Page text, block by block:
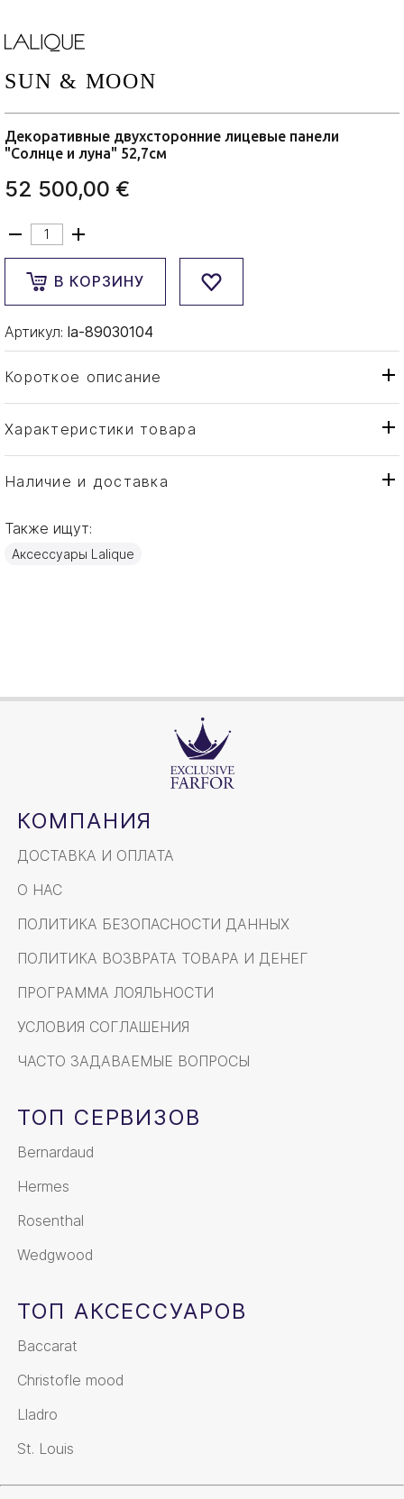
SUN & MOON
Декоративные двухсторонние лицевые панели
"Солнце и луна" 52,7см
52 500,00 €
В КОРЗИНУ
Артикул: la-89030104
Короткое описание
Характеристики товара
Тип товара
Декоративная панель
Бренд
Страна производителя
Материал
Наличие и доставка
Также ищут:
Аксессуары Lalique
КОМПАНИЯ
ДОСТАВКА И ОПЛАТА
О НАС
ПОЛИТИКА БЕЗОПАСНОСТИ ДАННЫХ
ПОЛИТИКА ВОЗВРАТА ТОВАРА И ДЕНЕГ
ПРОГРАММА ЛОЯЛЬНОСТИ
УСЛОВИЯ СОГЛАШЕНИЯ
ЧАСТО ЗАДАВАЕМЫЕ ВОПРОСЫ
ТОП СЕРВИЗОВ
Bernardaud
Hermes
Rosenthal
Wedgwood
ТОП АКСЕССУАРОВ
Baccarat
Christofle mood
Lladro
St. Louis